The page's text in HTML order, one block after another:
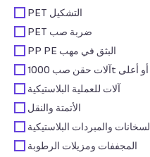
PET التشكيل
PET ضربة صب
PP PE البثق في مهب
آلات حقن صب 1000t أو أعلى
آلات للعملية البلاستيكية
الأتمتة والنقل
السخانات والمبردات البلاستيكية
المجففات ومزيلات الرطوبة